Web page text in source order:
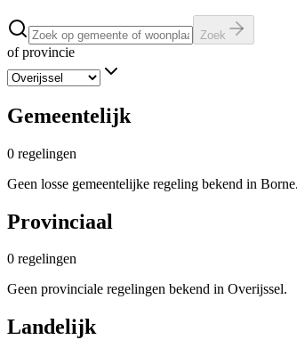
Zoek
of provincie
Gemeentelijk
0 regelingen
Geen losse gemeentelijke regeling bekend in Borne.
Provinciaal
0 regelingen
Geen provinciale regelingen bekend in Overijssel.
Landelijk